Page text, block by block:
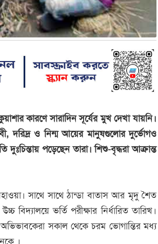
কারণে সারাদিন সূর্যের মুখ দেখা যায়নি।
দরিদ্র ও নিন্ম আয়ের মানুষগুলোর দুর্ভোগও
পড়েছেন তারা। শিশু-বৃদ্ধরা আক্রান্ত
সাথে সাথে ঠান্ডা বাতাস আর মৃদু শৈত
বিদ্যালয়ে ভর্তি পরীক্ষার নির্ধারিত তারিখ।
সকাল থেকে চরম ভোগান্তির মধ্য
।